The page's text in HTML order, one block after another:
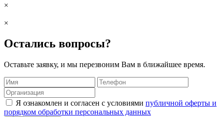
×
×
Остались вопросы?
Оставьте заявку, и мы перезвоним Вам в ближайшее время.
Я ознакомлен и согласен с условиями публичной оферты и
порядком обработки персональных данных